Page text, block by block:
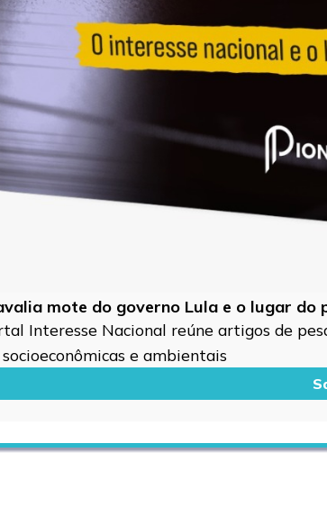
mote do governo Lula e o lugar do
Interesse Nacional reúne artigos de
e ambientais